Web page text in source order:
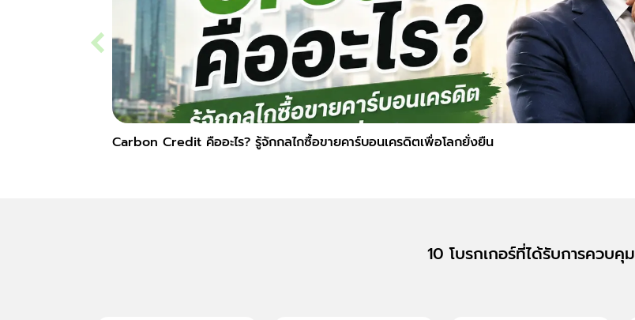
Carbon Credit คืออะไร? รู้จักกลไกซื้อขายคาร์บอนเครดิตเพื่อโลกยั่งยืน
10 โบรกเกอร์ที่ได้รับการควบคุม